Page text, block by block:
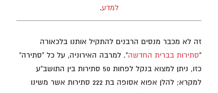
למדע.
זה לא מכבר מנסים הרבנים להתקיל אותנו בלכאורה
"סתירות בברית החדשה". למרבה האירוניה, על כל "סתירה"
כזו, ניתן למצוא בנקל לפחות 50 סתירות בין התושב"ע
למקרא; להלן אפוא אסופה בת 222 סתירות אשר משינו